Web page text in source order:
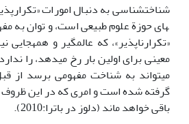
شناخت­شناسی به دنبال امورات
های حوزة علوم طبیعی است، و توان به
«تکرارناپذیر»، که عالم­گیر و
معینی برای اولین بار رخ می­دهد، را
می­تواند به شناخت مفهومی برسد از
گرفته شده است و امری که در این ظروف
باقی خواهد ­ماند (دلوز در باترا:2010).